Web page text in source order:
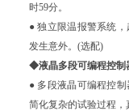
时59分。
● 独立限温报警系统
发生意外。(选配)
◆液晶多段可编程控制
● 多段液晶可编程控
简化复杂的试验过程，